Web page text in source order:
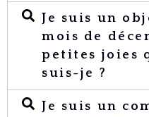
Je suis un
mois de
petites joies
suis-je ?
Je suis un